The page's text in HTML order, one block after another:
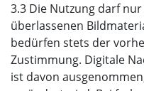
3.3 Die Nutzung darf
überlassenen
bedürfen stets der
Zustimmung. Digitale
ist davon